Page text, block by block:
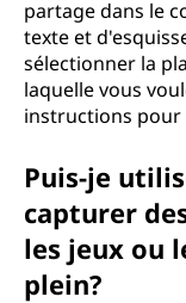
partage dans le
texte et
sélectionner la
laquelle vous
instructions pour
Puis-je
capturer
les jeux ou
plein?